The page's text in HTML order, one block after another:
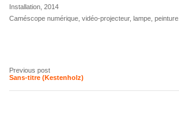
Installation, 2014
Caméscope numérique, vidéo-projecteur, lampe, peinture.
Previous post
Sans-titre (Kestenholz)